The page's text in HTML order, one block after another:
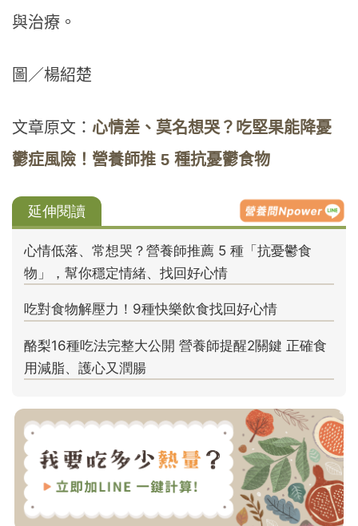
與治療。
圖／楊紹楚
文章原文： 心情差、莫名想哭？吃堅果能降憂
鬱症風險！營養師推 5 種抗憂鬱食物